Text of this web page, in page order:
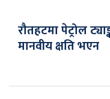
रौतहटमा पेट्रोल
मानवीय क्षति भएन